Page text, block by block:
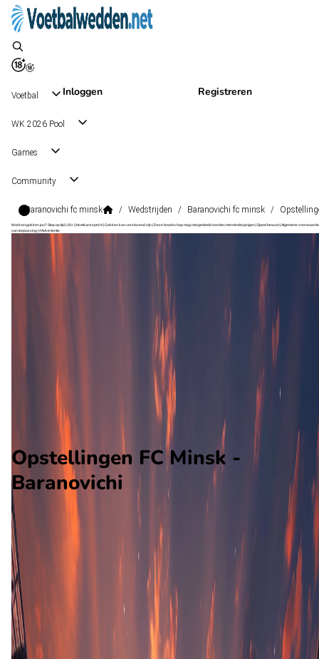
Inloggen Registreren
Voetbal
WK 2026 Pool
Games
Community
Baranovichi fc minsk / Wedstrijden / Baranovichi fc minsk /
Wat kost gokken jou? Stop op tijd | 18+ | loketkansspel.nl | Gokken kan verslavend zijn | Deze boodschap mag niet gedeeld worden met minderjarigen | Speel bewust | Algemene
van toepassing | #Advertentie
Voorbeschouwing
Opstellingen FC Minsk -
Baranovichi
FC Minsk
Baranovichi